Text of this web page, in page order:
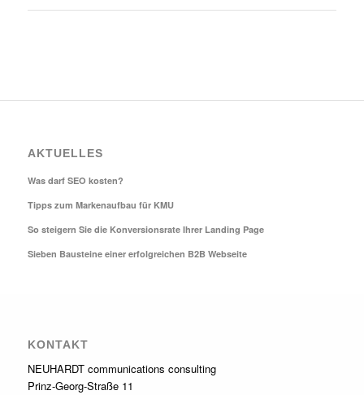
AKTUELLES
Was darf SEO kosten?
Tipps zum Markenaufbau für KMU
So steigern Sie die Konversionsrate Ihrer Landing Page
Sieben Bausteine einer erfolgreichen B2B Webseite
KONTAKT
NEUHARDT communications consulting
Prinz-Georg-Straße 11